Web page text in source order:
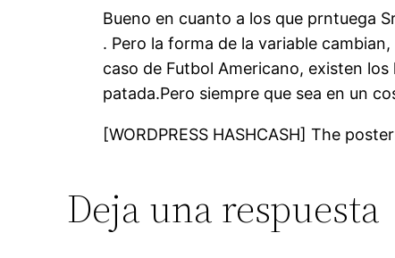
Bueno en cuanto a los que prntuega
. Pero la forma de la variable
caso de Futbol Americano, existen
patada.Pero siempre que sea en un
[WORDPRESS HASHCASH] The
Deja una respuesta